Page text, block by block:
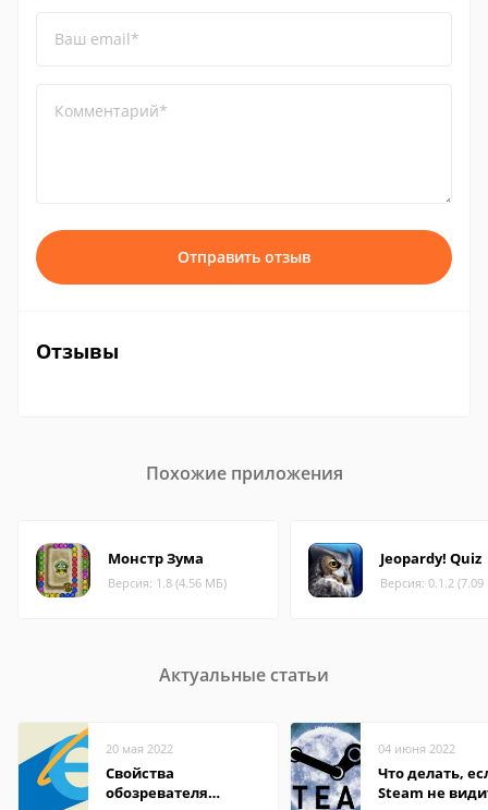
Ваш email*
Комментарий*
Отправить отзыв
Отзывы
Похожие приложения
Монстр Зума
Версия: 1.8 (4.56 МБ)
Jeopardy! Quiz
Версия: 0.1.2
Актуальные статьи
20 мая 2022
Свойства
обозревателя
04 июня 2022
Что делать,
Steam не